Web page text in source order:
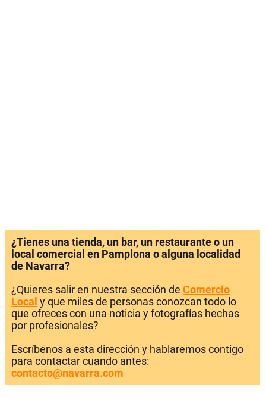
¿Tienes una tienda, un bar, un restaurante o un
local comercial en Pamplona o alguna localidad
de Navarra?
¿Quieres salir en nuestra sección de Comercio
Local y que miles de personas conozcan todo lo
que ofreces con una noticia y fotografías hechas
por profesionales?
Escríbenos a esta dirección y hablaremos contigo
para contactar cuando antes:
contacto@navarra.com